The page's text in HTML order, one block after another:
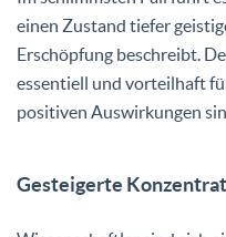
einen Zustand tiefer
Erschöpfung beschreibt.
essentiell und vorteilhaft
positiven Auswirkungen
Gesteigerte